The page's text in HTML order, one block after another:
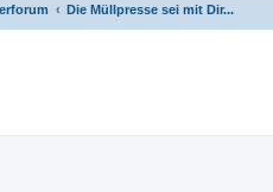
Die Müllpresse sei mit Dir...